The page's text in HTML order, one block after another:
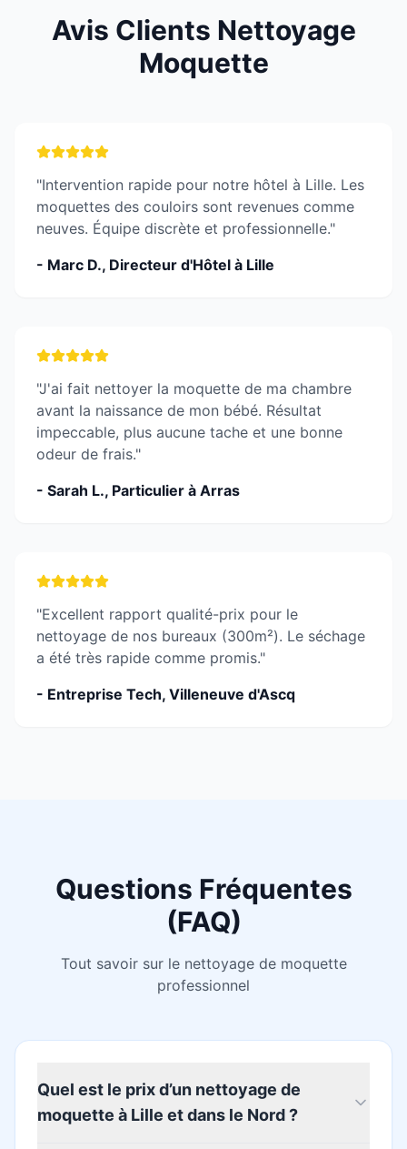
Avis Clients Nettoyage
Moquette
"Intervention rapide pour notre hôtel à Lille. Les
moquettes des couloirs sont revenues comme
neuves. Équipe discrète et professionnelle."
- Marc D., Directeur d'Hôtel à Lille
"J'ai fait nettoyer la moquette de ma chambre
avant la naissance de mon bébé. Résultat
impeccable, plus aucune tache et une bonne
odeur de frais."
- Sarah L., Particulier à Arras
"Excellent rapport qualité-prix pour le
nettoyage de nos bureaux (300m²). Le séchage
a été très rapide comme promis."
- Entreprise Tech, Villeneuve d'Ascq
Questions Fréquentes
(FAQ)
Tout savoir sur le nettoyage de moquette
professionnel
Quel est le prix d’un nettoyage de
moquette à Lille et dans le Nord ?